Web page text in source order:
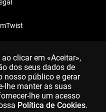
clicar em «Aceitar»,
dos seus dados de
nosso público e gerar
lhe manter as suas
lhe um acesso
Política de Cookies.